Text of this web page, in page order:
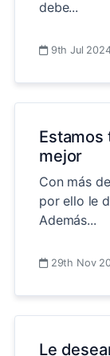
PHP, es
Estamos
mejor
Con más
por ello le